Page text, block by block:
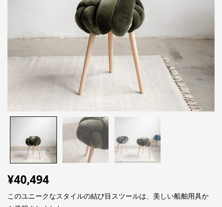
¥40,494
このユニークなスタイルの結び目スツールは、美しい船舶用具か